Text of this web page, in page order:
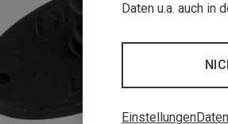
Daten u.a. auch in
Einstellungen